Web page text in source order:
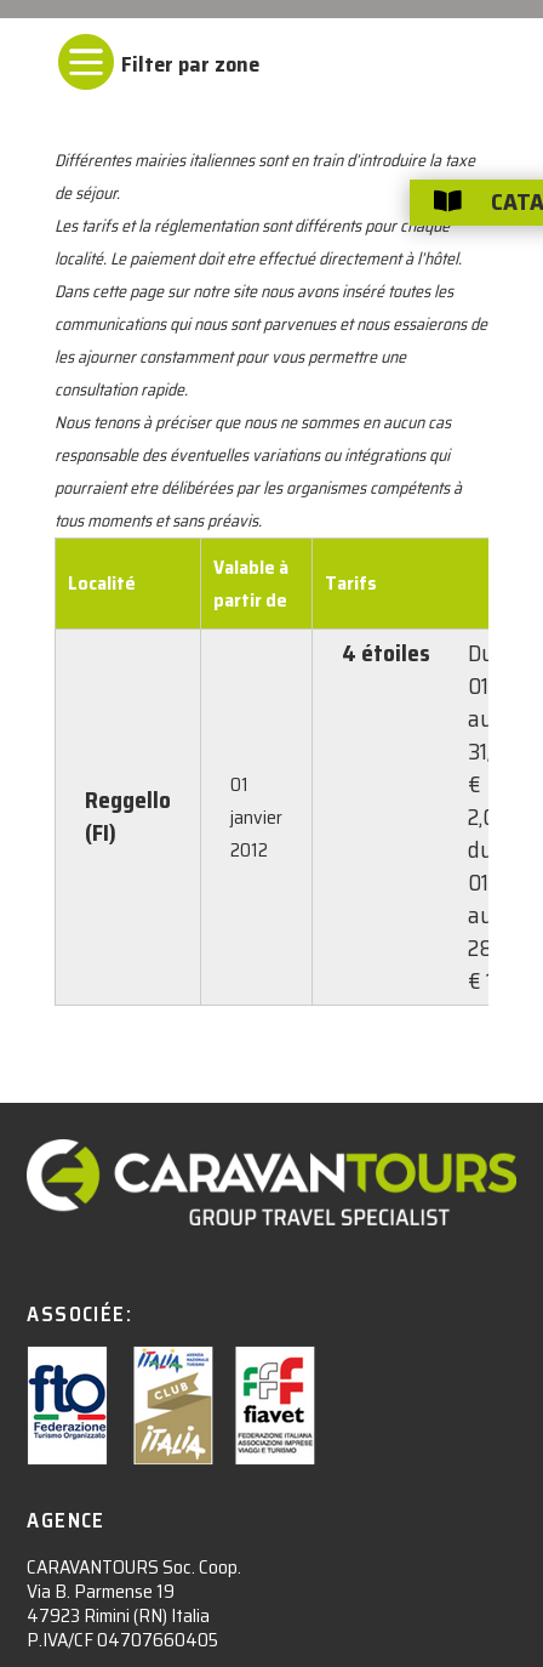

Différentes mairies italiennes sont en train d’introduire la taxe
de séjour.
Les tarifs et la réglementation sont différents pour chaque
localité. Le paiement doit etre effectué directement à l’hôtel.
Dans cette page sur notre site nous avons inséré toutes les
communications qui nous sont parvenues et nous essaierons de
les ajourner constamment pour vous permettre une
consultation rapide.
Nous tenons à préciser que nous ne sommes en aucun cas
responsable des éventuelles variations ou intégrations qui
pourraient etre délibérées par les organismes compétents à
tous moments et sans préavis.
Localité
Valable à
partir de
Tarifs
Reggello
(FI)
01
janvier
2012
4 étoiles
Du
01/03
au
31/10:
€
2,00;
du
01/11
au
28/02:
€ 1,00
ASSOCIÉE:
AGENCE
CARAVANTOURS Soc. Coop.
Via B. Parmense 19
47923 Rimini (RN) Italia
P.IVA/CF 04707660405
